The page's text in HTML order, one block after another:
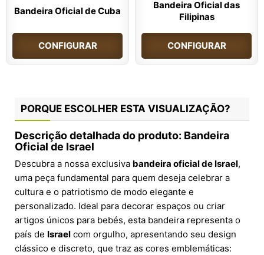
Bandeira Oficial de Cuba
CONFIGURAR
Bandeira Oficial das
Filipinas
CONFIGURAR
PORQUE ESCOLHER ESTA VISUALIZAÇÃO?
Descrição detalhada do produto: Bandeira
Oficial de Israel
Descubra a nossa exclusiva bandeira oficial de Israel,
uma peça fundamental para quem deseja celebrar a
cultura e o patriotismo de modo elegante e
personalizado. Ideal para decorar espaços ou criar
artigos únicos para bebés, esta bandeira representa o
país de Israel com orgulho, apresentando seu design
clássico e discreto, que traz as cores emblemáticas: